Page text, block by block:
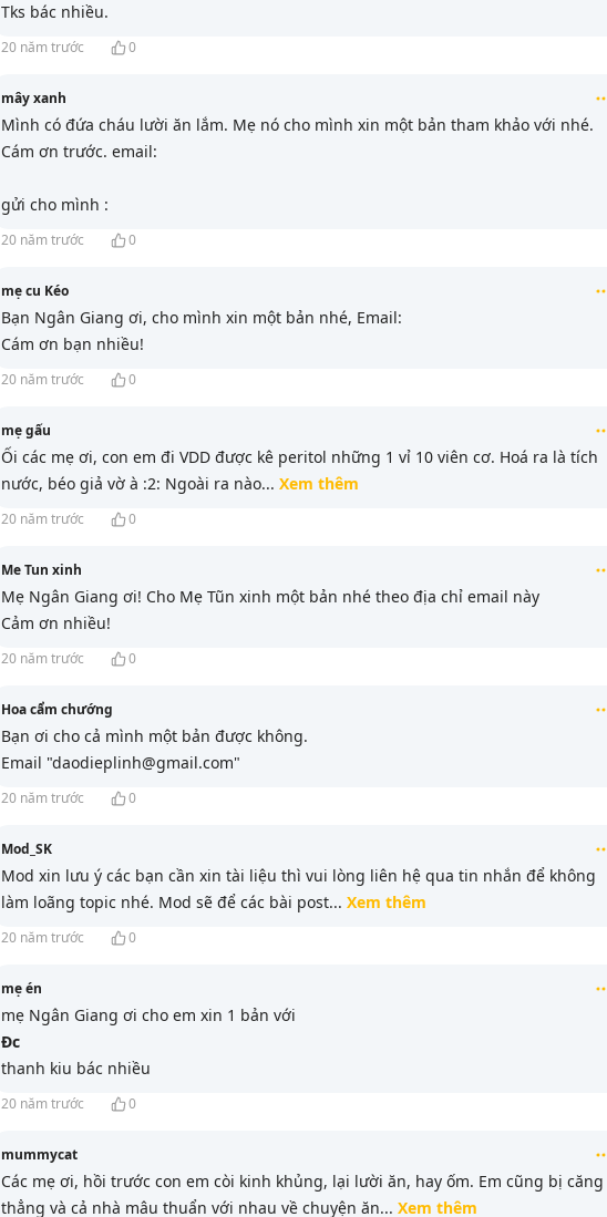
Tks bác nhiều.
20 năm trước 0
mây xanh
Mình có đứa cháu lười ăn lắm. Mẹ nó cho mình xin một bản tham khảo với nhé.
Cám ơn trước. email:
gửi cho mình :
20 năm trước 0
mẹ cu Kéo
Bạn Ngân Giang ơi, cho mình xin một bản nhé, Email:
Cám ơn bạn nhiều!
20 năm trước 0
mẹ gấu
Ối các mẹ ơi, con em đi VDD được kê peritol những 1 vỉ 10 viên cơ. Hoá ra là tích
nước, béo giả vờ à :2: Ngoài ra nào... Xem thêm
20 năm trước 0
Me Tun xinh
Mẹ Ngân Giang ơi! Cho Mẹ Tũn xinh một bản nhé theo địa chỉ email này
Cảm ơn nhiều!
20 năm trước 0
Hoa cẩm chướng
Bạn ơi cho cả mình một bản được không.
Email "daodieplinh@gmail.com"
20 năm trước 0
Mod_SK
Mod xin lưu ý các bạn cần xin tài liệu thì vui lòng liên hệ qua tin nhắn để không
làm loãng topic nhé. Mod sẽ để các bài post... Xem thêm
20 năm trước 0
mẹ én
mẹ Ngân Giang ơi cho em xin 1 bản với
Đc
thanh kiu bác nhiều
20 năm trước 0
mummycat
Các mẹ ơi, hồi trước con em còi kinh khủng, lại lười ăn, hay ốm. Em cũng bị căng
thẳng và cả nhà mâu thuẩn với nhau về chuyện ăn... Xem thêm